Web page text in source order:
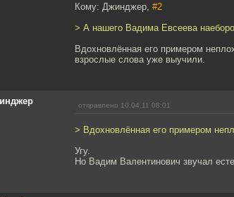
Кому: Джинджер, #2
> А нашего Вадима Евсеева
Вдохновлённая его примером
взрослые слова уже выучили.
отправлено 10.04.11 08:01
> Вдохновлённая его примером
Угу.
Но Вадим Валентинович звучал